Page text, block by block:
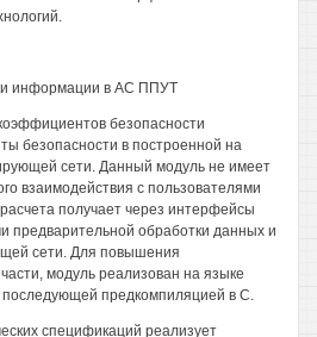
информации в АС ППУТ
безопасности
безопасности в построенной на
сети. Данный модуль не имеет
взаимодействия с пользователями
получает через интерфейсы
предварительной обработки данных и
сети. Для повышения
модуль реализован на языке
предкомпиляцией в С.
спецификаций реализует